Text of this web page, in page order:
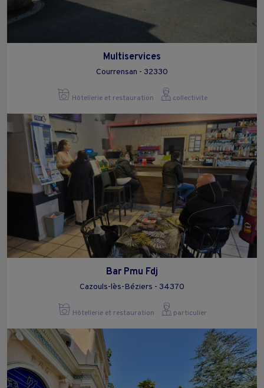
Multiservices
Courrensan - 32330
Hôtellerie et restauration collectivite
Bar Pmu Fdj
Cazouls-lès-Béziers - 34370
Hôtellerie et restauration particulier